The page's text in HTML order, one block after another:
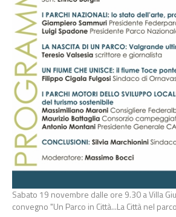
Sabato 19 novembre dalle ore 9.30 a Villa
convegno "Un Parco in Città...La Città nel